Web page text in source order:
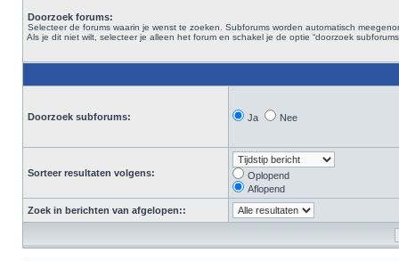
Doorzoek forums:
Selecteer de forums waarin je wenst te zoeken. Subforums worden automatisch
Als je dit niet wilt, selecteer je alleen het forum en schakel je de optie “doorzoek
Doorzoek subforums: Ja Nee
Sorteer resultaten volgens:
Oplopend
Aflopend
Zoek in berichten van afgelopen::